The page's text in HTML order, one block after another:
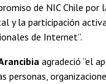
de NIC Chile por
y la participación
de Internet”.
agradeció “el
personas,